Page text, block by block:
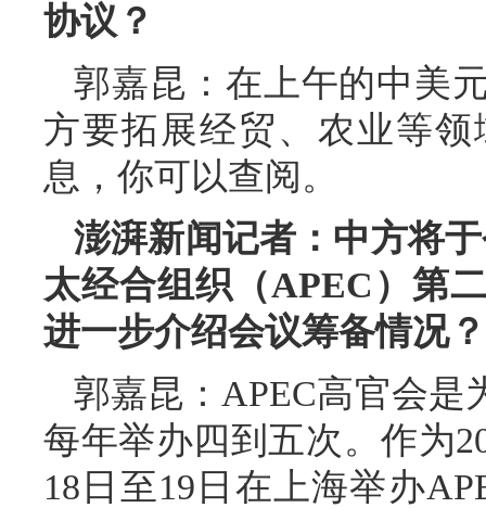
协议？
郭嘉昆：在上午的中美
方要拓展经贸、农业等
息，你可以查阅。
澎湃新闻记者：中方将
太经合组织（APEC）第
进一步介绍会议筹备情况
郭嘉昆：APEC高官会是
每年举办四到五次。作为
18日至19日在上海举办